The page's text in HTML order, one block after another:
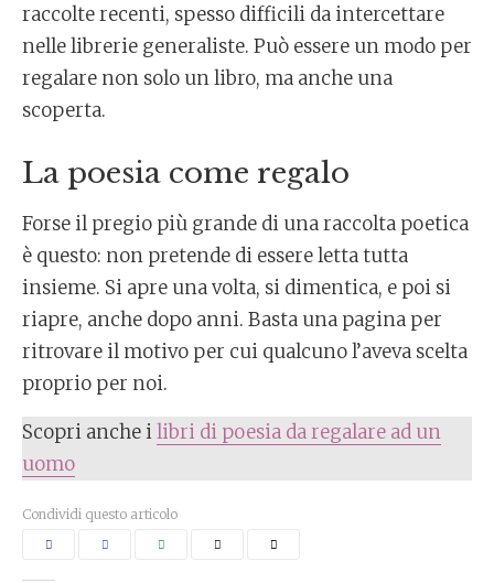
raccolte recenti, spesso difficili da intercettare
nelle librerie generaliste. Può essere un modo per
regalare non solo un libro, ma anche una
scoperta.
La poesia come regalo
Forse il pregio più grande di una raccolta poetica
è questo: non pretende di essere letta tutta
insieme. Si apre una volta, si dimentica, e poi si
riapre, anche dopo anni. Basta una pagina per
ritrovare il motivo per cui qualcuno l’aveva scelta
proprio per noi.
Scopri anche ilibri di poesia da regalare ad un
uomo
Condividi questo articolo